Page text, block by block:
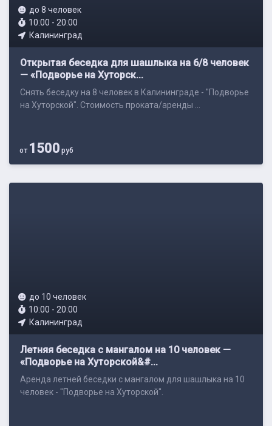
до 8 человек
10:00 - 20:00
Калининград
Открытая беседка для шашлыка на 6/8 человек
— «Подворье на Хуторск...
Снять беседку на 8 человек в Калининграде - "Подворье
на Хуторской". Стоимость проката/аренды ...
от 1500 руб
до 10 человек
10:00 - 20:00
Калининград
Летняя беседка с мангалом на 10 человек —
«Подворье на Хуторской&#...
Аренда летней беседки с мангалом для шашлыка на 10
человек - "Подворье на Хуторской".